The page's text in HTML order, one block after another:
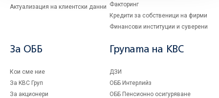
Актуализация на клиентски данни Факторинг
Кредити за собственици на фирми
Финансови институции и суверени
За ОББ
Кои сме ние
За KBC Груп
За акционери
Групата на KBC
ДЗИ
ОББ Интерлийз
ОББ Пенсионно осигуряване